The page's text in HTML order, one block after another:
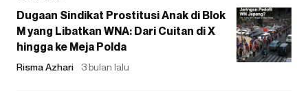
Dugaan Sindikat Prostitusi Anak di Blok
M yang Libatkan WNA: Dari Cuitan di X
hingga ke Meja Polda
Risma Azhari 3 bulan lalu